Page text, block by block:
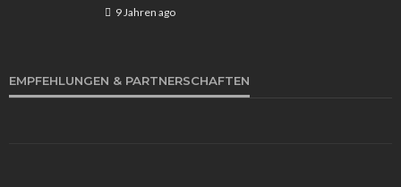
Farbverlauf Babyboomer Nails mit Farbe: So
9 Jahren ago
EMPFEHLUNGEN & PARTNERSCHAFTEN